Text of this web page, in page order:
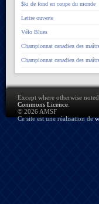
$ki de fond en coupe du monde
Lettre ouverte
Vélo Blues
Championnat canadien des
Championnat canadien des
Except where otherwise
Commons Licence
© 2026 AMSF
Ce site est une réalisation de